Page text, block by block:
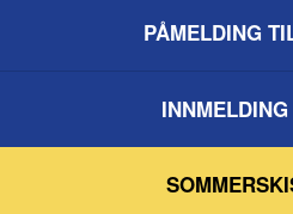
PÅMELDING